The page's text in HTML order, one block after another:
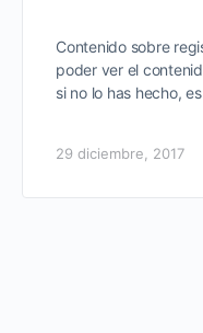
Contenido sobre
poder ver el
si no lo has hecho,
29 diciembre, 2017